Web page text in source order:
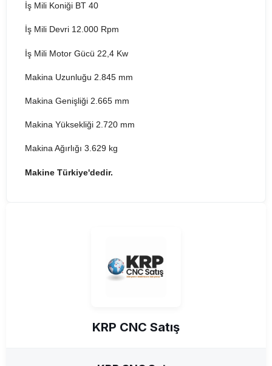
İş Mili Koniği BT 40
İş Mili Devri 12.000 Rpm
İş Mili Motor Gücü 22,4 Kw
Makina Uzunluğu 2.845 mm
Makina Genişliği 2.665 mm
Makina Yüksekliği 2.720 mm
Makina Ağırlığı 3.629 kg
Makine Türkiye'dedir.
KRP CNC Satış